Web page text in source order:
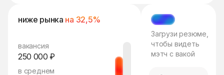
ниже рынка на 32,5%
вакансия
250 000 ₽
в среднем
МЭТЧ
Загрузи резюме,
чтобы видеть
мэтч с вакой